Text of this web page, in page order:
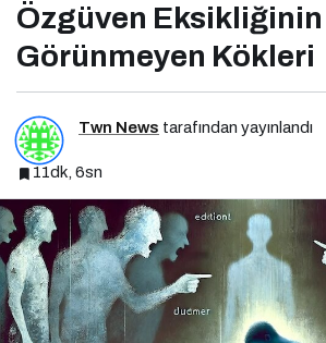
Özgüven Eksikliğinin
Görünmeyen Kökleri
Twn News tarafından yayınlandı
11dk, 6sn